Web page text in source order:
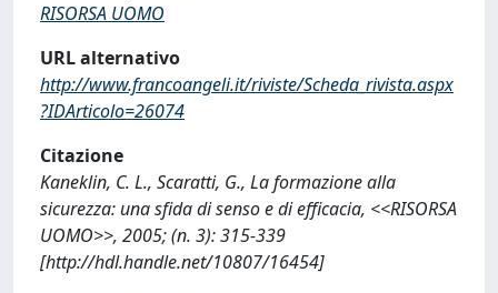
RISORSA UOMO
URL alternativo
http://www.francoangeli.it/riviste/Scheda_rivista.aspx
?IDArticolo=26074
Citazione
Kaneklin, C. L., Scaratti, G., La formazione alla
sicurezza: una sfida di senso e di efficacia, <<RISORSA
UOMO>>, 2005; (n. 3): 315-339
[http://hdl.handle.net/10807/16454]